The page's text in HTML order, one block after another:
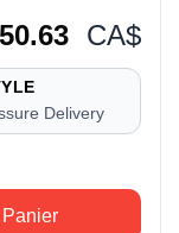
50.63 CA$
Delivery